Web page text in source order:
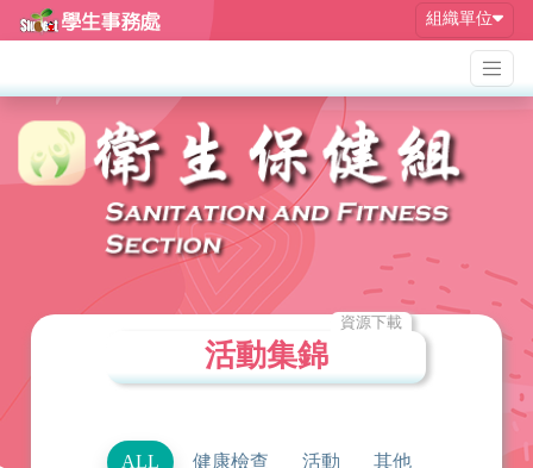
組織單位
資源下載
活動集錦
ALL 健康檢查 活動 其他